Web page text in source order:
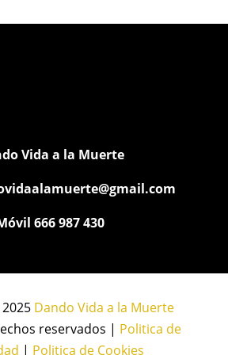
Vida a la Muerte
666 987 430
Dando Vida a la Muerte
reservados | Politica de
| Politica de Cookies